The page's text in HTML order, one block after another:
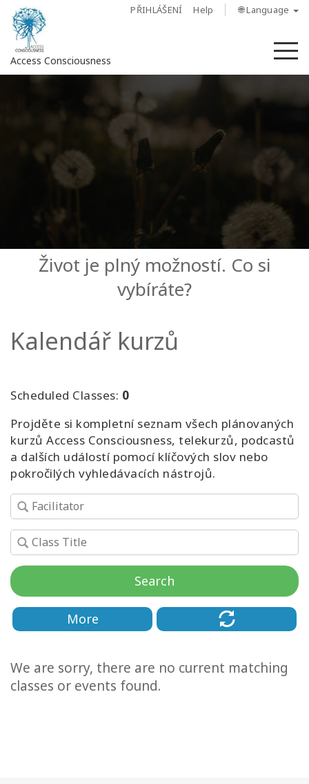
PŘIHLÁŠENÍ Help 🌐 Language
Access Consciousness
Your
Account
Access
Bars
Kurzy
More
Novinky
CONTACT
SEARCH
Život je plný možností. Co si
vybíráte?
Kalendář kurzů
Scheduled Classes: 0
Projděte si kompletní seznam všech plánovaných
kurzů Access Consciousness, telekurzů, podcastů
a dalších událostí pomocí klíčových slov nebo
pokročilých vyhledávacích nástrojů.
Search
More
We are sorry, there are no current matching
classes or events found.